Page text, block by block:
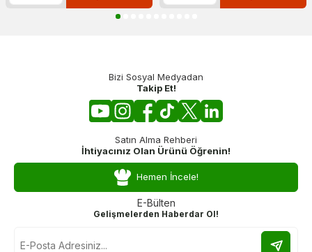
Bizi Sosyal Medyadan
Takip Et!
Satın Alma Rehberi
İhtiyacınız Olan Ürünü Öğrenin!
Hemen İncele!
E-Bülten
Gelişmelerden Haberdar Ol!